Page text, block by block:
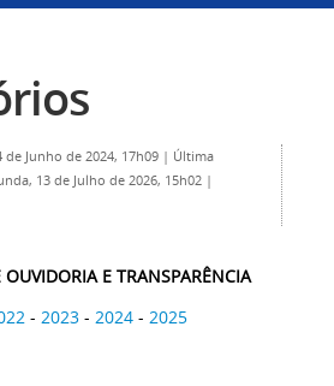
de Junho de 2024, 17h09 | Última
13 de Julho de 2026, 15h02 |
OUVIDORIA E TRANSPARÊNCIA
- 2023 - 2024 - 2025